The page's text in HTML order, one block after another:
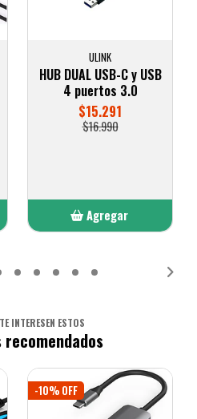
ULINK
HUB DUAL USB-C y USB
4 puertos 3.0
$15.291
$16.990
Agregar
INTERESEN ESTOS
-10% OFF